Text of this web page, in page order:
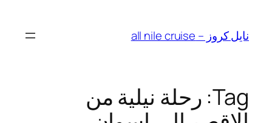
content
نايل كروز – all nile cruise
Tag: رحلة نيلية من